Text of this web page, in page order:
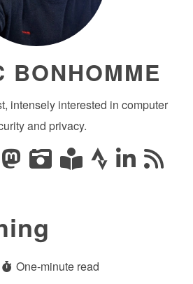
BONHOMME
intensely interested in computer
and privacy.
One-minute read